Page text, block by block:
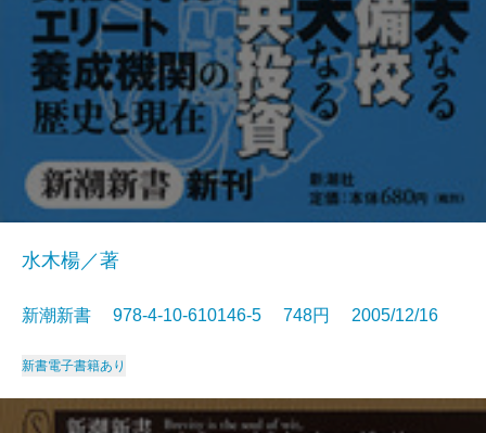
水木楊／著
新潮新書 978-4-10-610146-5 748円 2005/12/16
新書電子書籍あり